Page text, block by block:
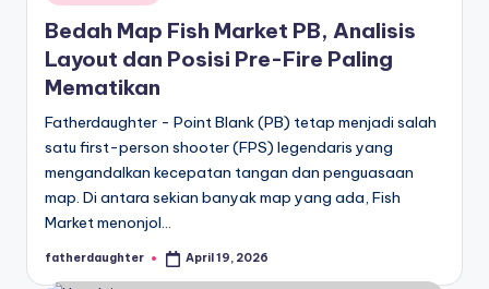
in
Bedah Map Fish Market PB, Analisis
Layout dan Posisi Pre-Fire Paling
Mematikan
Fatherdaughter - Point Blank (PB) tetap menjadi salah
satu first-person shooter (FPS) legendaris yang
mengandalkan kecepatan tangan dan penguasaan
map. Di antara sekian banyak map yang ada, Fish
Market menonjol…
Posted
fatherdaughter April 19, 2026